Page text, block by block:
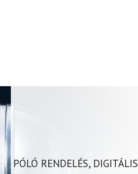
PÓLÓ RENDELÉS, DIGITÁLIS